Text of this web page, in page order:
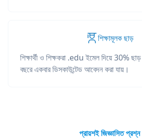
শিক্ষামূলক ছাড়
শিক্ষার্থী ও শিক্ষকরা .edu ইমেল দিয়ে 30%
বছরে একবার ডিসকাউন্টেড আবেদন করা যায়।
প্রায়শই জিজ্ঞাসিত প্রশ্ন